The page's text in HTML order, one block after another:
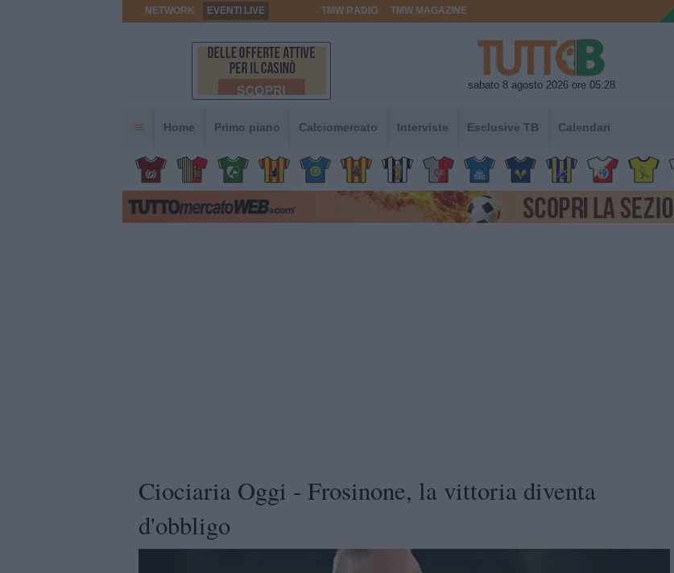
NETWORK EVENTI LIVE TMW RADIO TMW MAGAZINE
sabato 8 agosto 2026 ore 05:28
Home Primo piano Calciomercato Interviste Esclusive TB Calendari
Ciociaria Oggi - Frosinone, la vittoria diventa
d'obbligo